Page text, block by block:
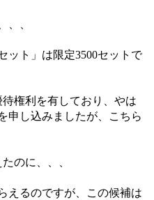
、、
ット」は限定3500セットで
権利を有しており、やは
申し込みましたが、こちら
のに、、、
えるのですが、この候補は